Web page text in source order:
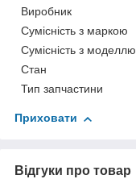
Виробник
Сумісність з маркою
Сумісність з моделлю
Стан
Тип запчастини
Приховати
Відгуки про товар